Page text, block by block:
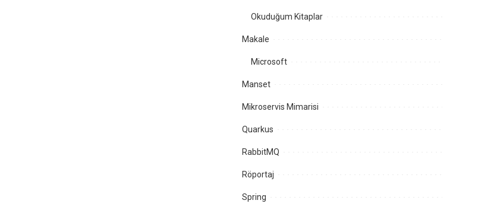
Okuduğum Kitaplar
Makale
Microsoft
Manset
Mikroservis Mimarisi
Quarkus
RabbitMQ
Röportaj
Spring